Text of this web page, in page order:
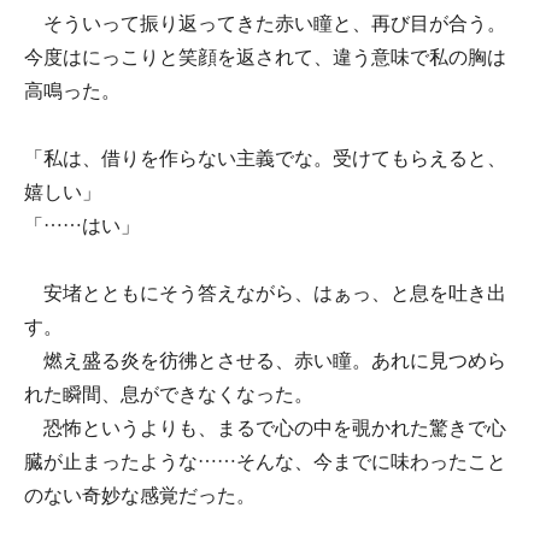
そういって振り返ってきた赤い瞳と、再び目が合う。
今度はにっこりと笑顔を返されて、違う意味で私の胸は
高鳴った。
「私は、借りを作らない主義でな。受けてもらえると、
嬉しい」
「……はい」
安堵とともにそう答えながら、はぁっ、と息を吐き出
す。
燃え盛る炎を彷彿とさせる、赤い瞳。あれに見つめら
れた瞬間、息ができなくなった。
恐怖というよりも、まるで心の中を覗かれた驚きで心
臓が止まったような……そんな、今までに味わったこと
のない奇妙な感覚だった。